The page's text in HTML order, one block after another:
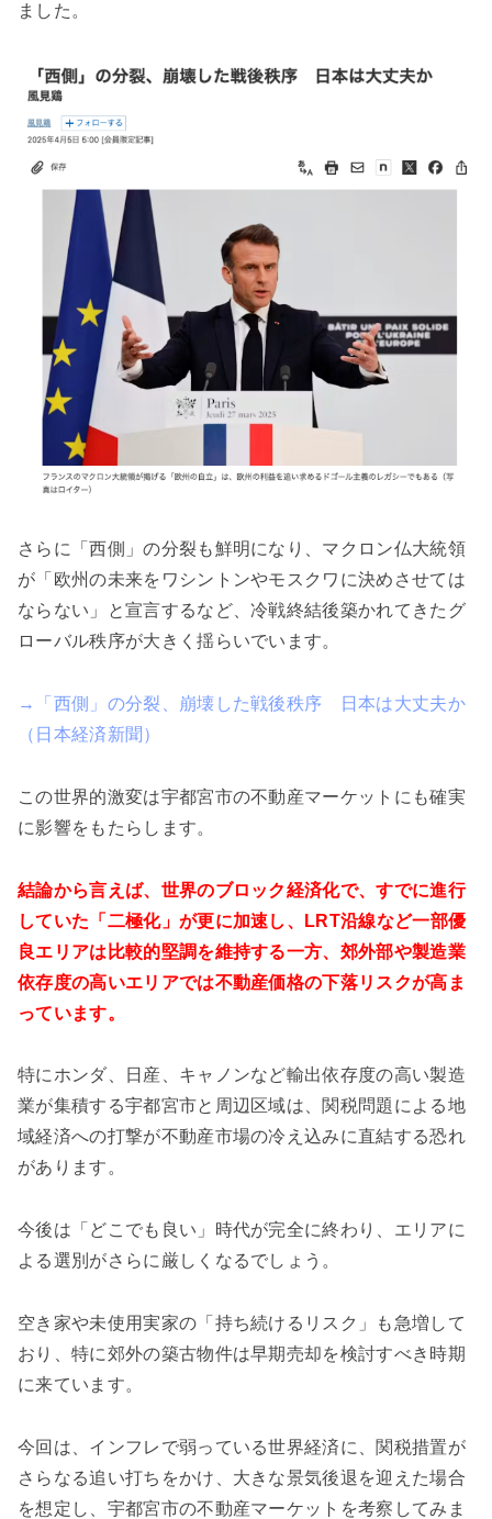
ました。
さらに「西側」の分裂も鮮明になり、マクロン仏大統領
が「欧州の未来をワシントンやモスクワに決めさせては
ならない」と宣言するなど、冷戦終結後築かれてきたグ
ローバル秩序が大きく揺らいでいます。
→「西側」の分裂、崩壊した戦後秩序 日本は大丈夫か
（日本経済新聞）
この世界的激変は宇都宮市の不動産マーケットにも確実
に影響をもたらします。
結論から言えば、世界のブロック経済化で、すでに進行
していた「二極化」が更に加速し、LRT沿線など一部優
良エリアは比較的堅調を維持する一方、郊外部や製造業
依存度の高いエリアでは不動産価格の下落リスクが高ま
っています。
特にホンダ、日産、キャノンなど輸出依存度の高い製造
業が集積する宇都宮市と周辺区域は、関税問題による地
域経済への打撃が不動産市場の冷え込みに直結する恐れ
があります。
今後は「どこでも良い」時代が完全に終わり、エリアに
よる選別がさらに厳しくなるでしょう。
空き家や未使用実家の「持ち続けるリスク」も急増して
おり、特に郊外の築古物件は早期売却を検討すべき時期
に来ています。
今回は、インフレで弱っている世界経済に、関税措置が
さらなる追い打ちをかけ、大きな景気後退を迎えた場合
を想定し、宇都宮市の不動産マーケットを考察してみま